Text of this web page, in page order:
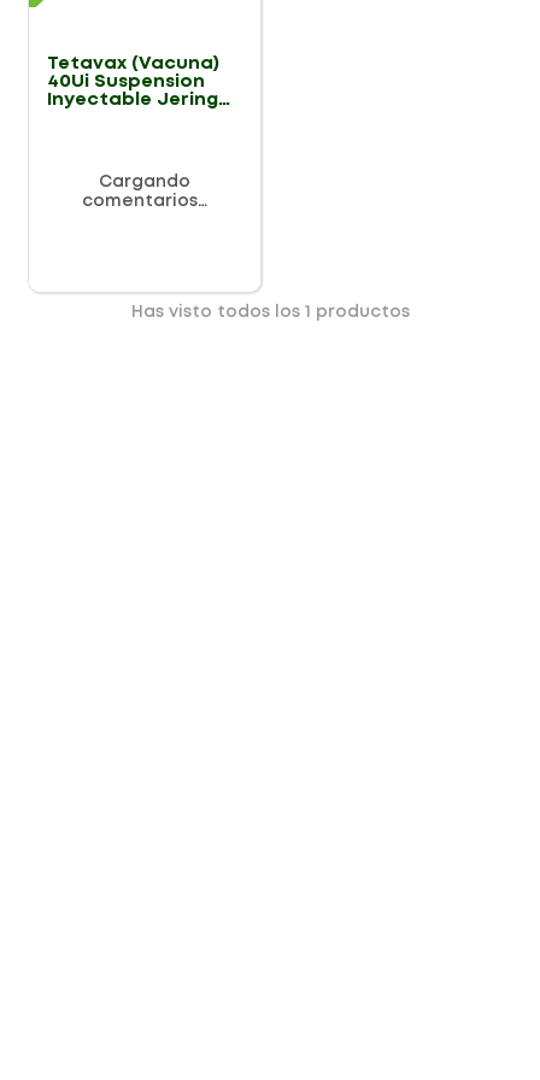
Tetavax (Vacuna)
40Ui Suspension
Inyectable Jeringa
Cargando
comentarios…
Has visto todos los productos